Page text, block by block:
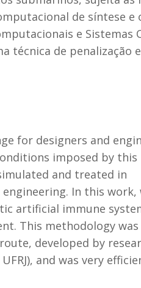
de síntese e
e Sistemas
técnica de penalização
for designers and
imposed by this
and treated in
In this work,
artificial immune
This methodology was
developed by
and was very